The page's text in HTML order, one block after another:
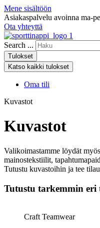
Mene sisältöön
Asiakaspalvelu avoinna ma-
Ota yhteyttä
Search ...
Tulokset
Katso kaikki tulokset
Oma tili
Kuvastot
Kuvastot
Valikoimastamme löydät
mainostekstiilit,
Tutustu kuvastoihin ja tee
Tutustu tarkemmin
Craft Teamwear